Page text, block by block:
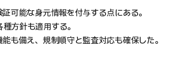
可能な身元情報を付与する点にある。
方針も適用する。
も備え、規制順守と監査対応も確保した。